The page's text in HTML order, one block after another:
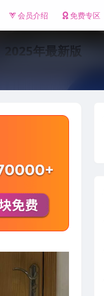
会员介绍 免费专区
2025年最新版